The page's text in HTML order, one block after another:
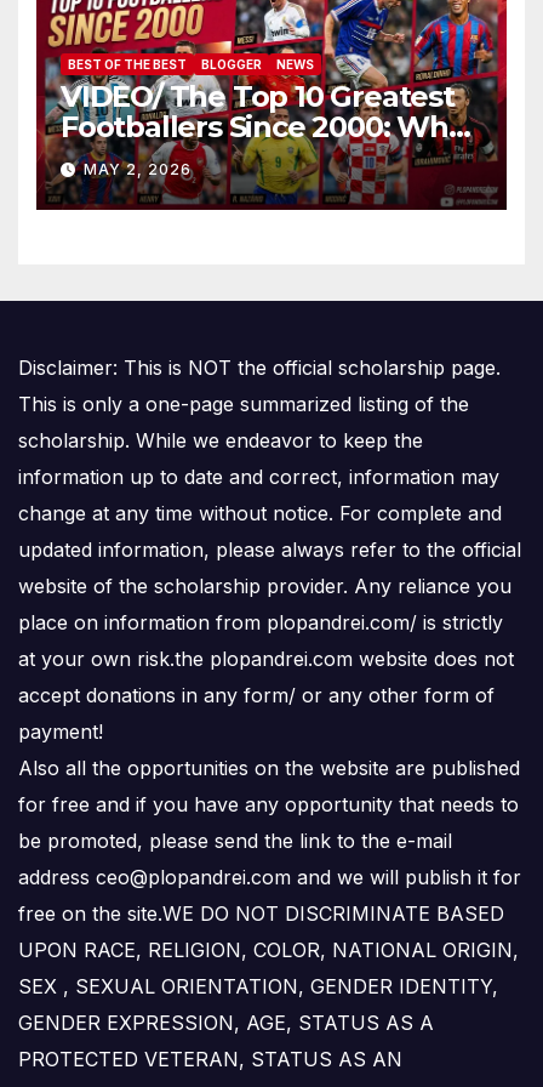
BEST OF THE BEST BLOGGER NEWS
VIDEO/ The Top 10 Greatest
Footballers Since 2000: Who
Is Number One
MAY 2, 2026
Disclaimer: This is NOT the official scholarship page.
This is only a one-page summarized listing of the
scholarship. While we endeavor to keep the
information up to date and correct, information may
change at any time without notice. For complete and
updated information, please always refer to the official
website of the scholarship provider. Any reliance you
place on information from plopandrei.com/ is strictly
at your own risk.the plopandrei.com website does not
accept donations in any form/ or any other form of
payment!
Also all the opportunities on the website are published
for free and if you have any opportunity that needs to
be promoted, please send the link to the e-mail
address ceo@plopandrei.com and we will publish it for
free on the site.WE DO NOT DISCRIMINATE BASED
UPON RACE, RELIGION, COLOR, NATIONAL ORIGIN,
SEX , SEXUAL ORIENTATION, GENDER IDENTITY,
GENDER EXPRESSION, AGE, STATUS AS A
PROTECTED VETERAN, STATUS AS AN